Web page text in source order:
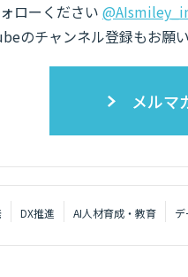
ローください
のチャンネル登録もお願
メルマ
DX推進 AI人材育成・教育